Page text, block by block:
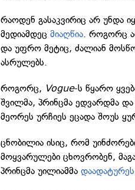
რაოდენ გასაკვირიც არ უნდა
მედიამდეცმიაღწია. როგორც
და უფრო მეტიც, ძალიან
ასრულებს.
როგორც, Vogue-ს წყარო
შვილმა, პრინცმა ედვარდმა
მეორეს ურჩიეს ეცადა შოუს
ცნობილია ისიც, რომ
მოყვარულები ცხოვრობენ,
პრინცმა უილიამმადაადატურეს